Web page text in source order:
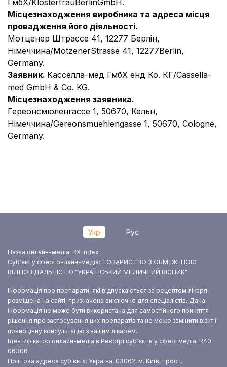
ГмбХ/KlosterfrauBerlinGmbH.
Місцезнаходження виробника та адреса місця
провадження його діяльності.
Мотценер Штрассе 41, 12277 Берлін,
Німеччина/MotzenerStrasse 41, 12277Berlin,
Germany.
Заявник. Касселла-мед ГмбХ енд Ко. КГ/Cassella-
med GmbH & Co. KG.
Місцезнаходження заявника.
Гереонсмюленгассе 1, 50670, Кельн,
Німеччина/Gereonsmuehlengasse 1, 50670, Cologne,
Germany.
Укр Рус
Назва онлайн-медіа: RX index
Суб‘єкт у сфері онлайн-медіа: ТОВАРИСТВО З ОБМЕЖЕНОЮ
ВІДПОВІДАЛЬНІСТЮ “УКРАЇНСЬКИЙ МЕДИЧНИЙ ВІСНИК”
Інформація про препарати, які відпускаються за рецептом лікаря,
розміщена на сайті, призначена виключно для спеціалістів. Дана
інформація не може бути використана для самостійного приняття
рішення про застосування цих препаратів та не може замінити візит і
повноцінну консультацію з вашим лікарем.
Ідентифікатор онлайн-медіа в Реєстрі суб‘єктів у сфері медіа: R40-
06306
Поштова адреса суб‘єкта: Україна, 03062, м. Київ, просп.